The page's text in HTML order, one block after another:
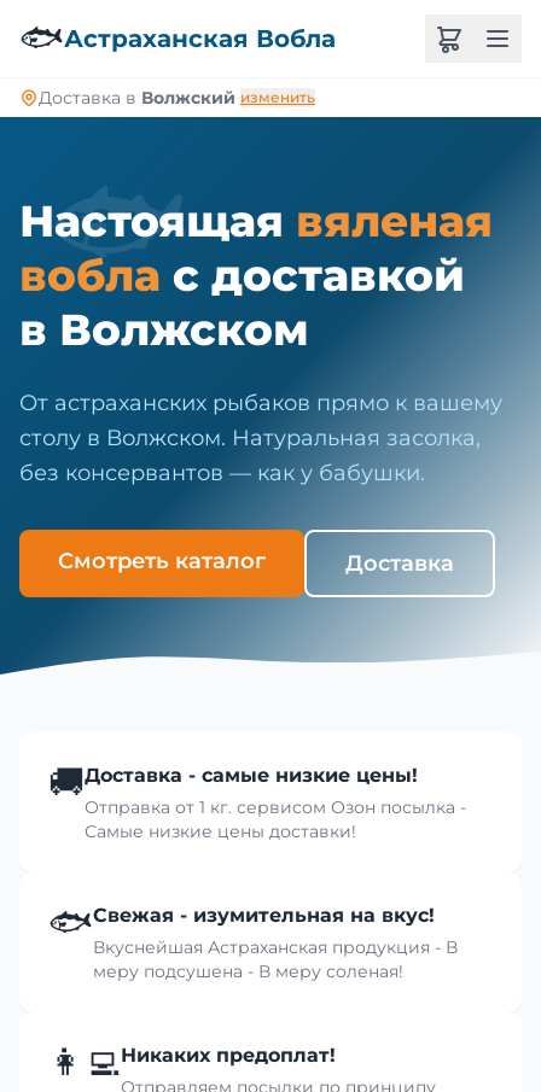
🐟Астраханская Вобла
Доставка в Волжский изменить
🐟
Настоящая вяленая
вобла с доставкой
в Волжском
От астраханских рыбаков прямо к вашему
столу в Волжском. Натуральная засолка,
без консервантов — как у бабушки.
Смотреть каталог Доставка
🚚Доставка - самые низкие цены!
Отправка от 1 кг. сервисом Озон посылка -
Самые низкие цены доставки!
🐟Свежая - изумительная на вкус!
Вкуснейшая Астраханская продукция - В
меру подсушена - В меру соленая!
👩‍💻Никаких предоплат!
Отправляем посылки по принципу